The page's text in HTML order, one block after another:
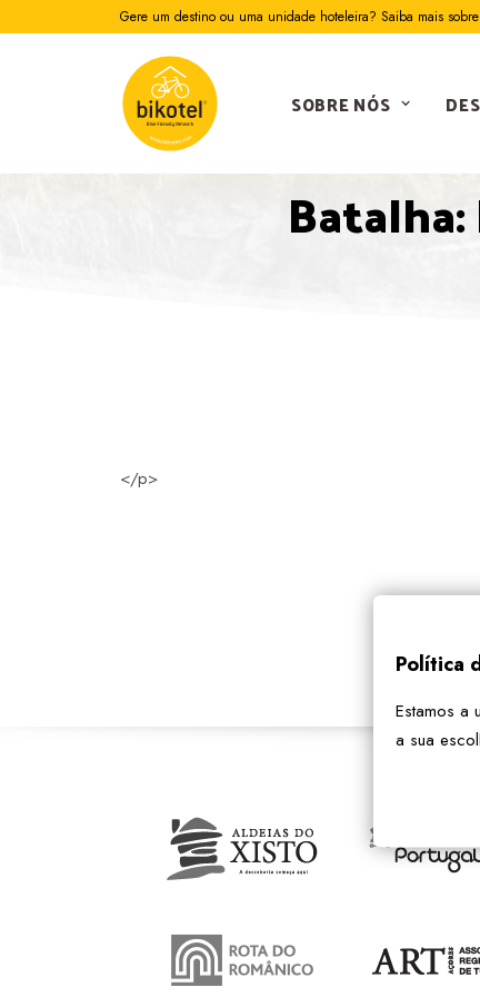
Gere um destino ou uma unidade hoteleira? Saiba mais
SOBRE NÓS
</p>
Política
Estamos a
a sua